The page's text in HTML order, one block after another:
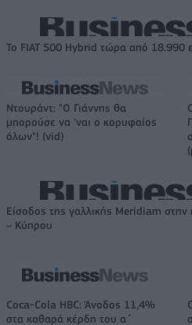
Το FIAT 500 Hybrid τώρα από 18.990
Ντουράντ: "Ο Γιάννης θα
μπορούσε να 'ναι ο κορυφαίος
όλων"! (vid)
Είσοδος της γαλλικής Meridiam
– Κύπρου
Coca-Cola HBC: Άνοδος 11,4%
στα καθαρά κέρδη του α΄